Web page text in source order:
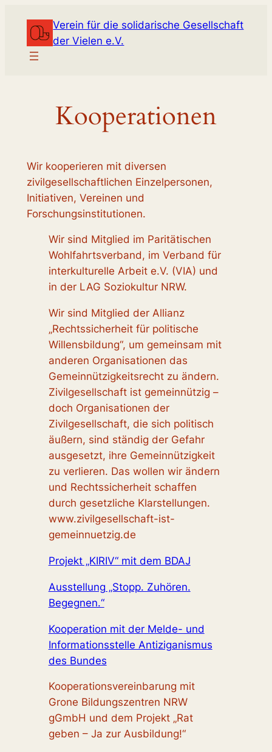
Inhalt
springen
Verein für die solidarische Gesellschaft
der Vielen e.V.
Kooperationen
Wir kooperieren mit diversen
zivilgesellschaftlichen Einzelpersonen,
Initiativen, Vereinen und
Forschungsinstitutionen.
Wir sind Mitglied im Paritätischen
Wohlfahrtsverband, im Verband für
interkulturelle Arbeit e.V. (VIA) und
in der LAG Soziokultur NRW.
Wir sind Mitglied der Allianz
„Rechtssicherheit für politische
Willensbildung“, um gemeinsam mit
anderen Organisationen das
Gemeinnützigkeitsrecht zu ändern.
Zivilgesellschaft ist gemeinnützig –
doch Organisationen der
Zivilgesellschaft, die sich politisch
äußern, sind ständig der Gefahr
ausgesetzt, ihre Gemeinnützigkeit
zu verlieren. Das wollen wir ändern
und Rechtssicherheit schaffen
durch gesetzliche Klarstellungen.
www.zivilgesellschaft-ist-
gemeinnuetzig.de
Projekt „KIRIV“ mit dem BDAJ
Ausstellung „Stopp. Zuhören.
Begegnen.“
Kooperation mit der Melde- und
Informationsstelle Antiziganismus
des Bundes
Kooperationsvereinbarung mit
Grone Bildungszentren NRW
gGmbH und dem Projekt „Rat
geben – Ja zur Ausbildung!“